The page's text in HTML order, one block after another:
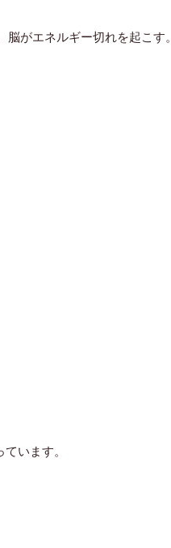
がエネルギー切れを起こす。
います。